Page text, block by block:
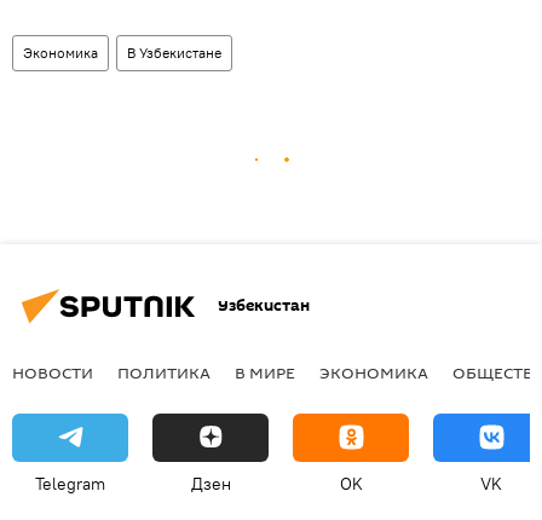
Экономика В Узбекистане
Узбекистан
НОВОСТИ ПОЛИТИКА В МИРЕ ЭКОНОМИКА
Telegram Дзен OK VK